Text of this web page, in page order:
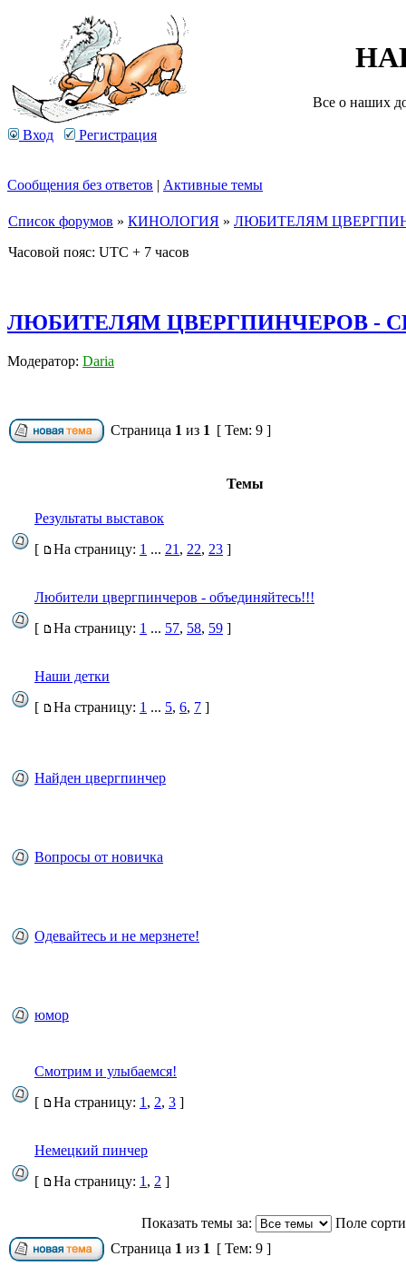
Все о наших
Вход Регистрация
Сообщения без ответов | Активные темы
Список форумов » КИНОЛОГИЯ » ЛЮБИТЕЛЯМ
Часовой пояс: UTC + 7 часов
ЛЮБИТЕЛЯМ ЦВЕРГПИНЧЕРОВ -
Модератор: Daria
Страница 1 из 1 [ Тем: 9 ]
Темы
Результаты выставок
[
На страницу: 1 ... 21 , 22, 23 ]
Любители цвергпинчеров - объединяйтесь!!!
[
На страницу: 1 ... 57, 58, 59 ]
Наши детки
[
На страницу: 1 ... 5, 6, 7 ]
Найден цвергпинчер
Вопросы от новичка
Одевайтесь и не мерзнете!
юмор
Смотрим и улыбаемся!
[
На страницу: 1 , 2, 3 ]
Немецкий пинчер
[
На страницу: 1 , 2 ]
Показать темы за:
Поле
Страница 1 из 1 [ Тем: 9 ]